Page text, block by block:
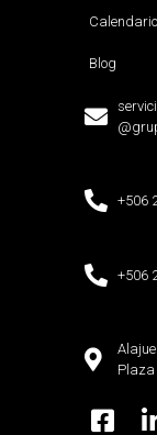
Blog
+506
+506
Plaza